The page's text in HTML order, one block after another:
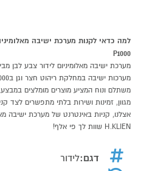
P1000
מגוון, זמינות ושירות בלתי מתפשרים לצד
אצלנו, קניות באינטרנט של מערכת ישיבה
H.KLIEN שוות לך פי אלף!
דגם:לידור